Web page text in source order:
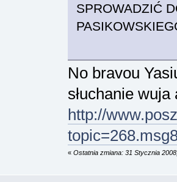
SPROWADZIĆ
No bravou
słuchanie
http://
« Ostatnia zmiana: 31 Stycznia